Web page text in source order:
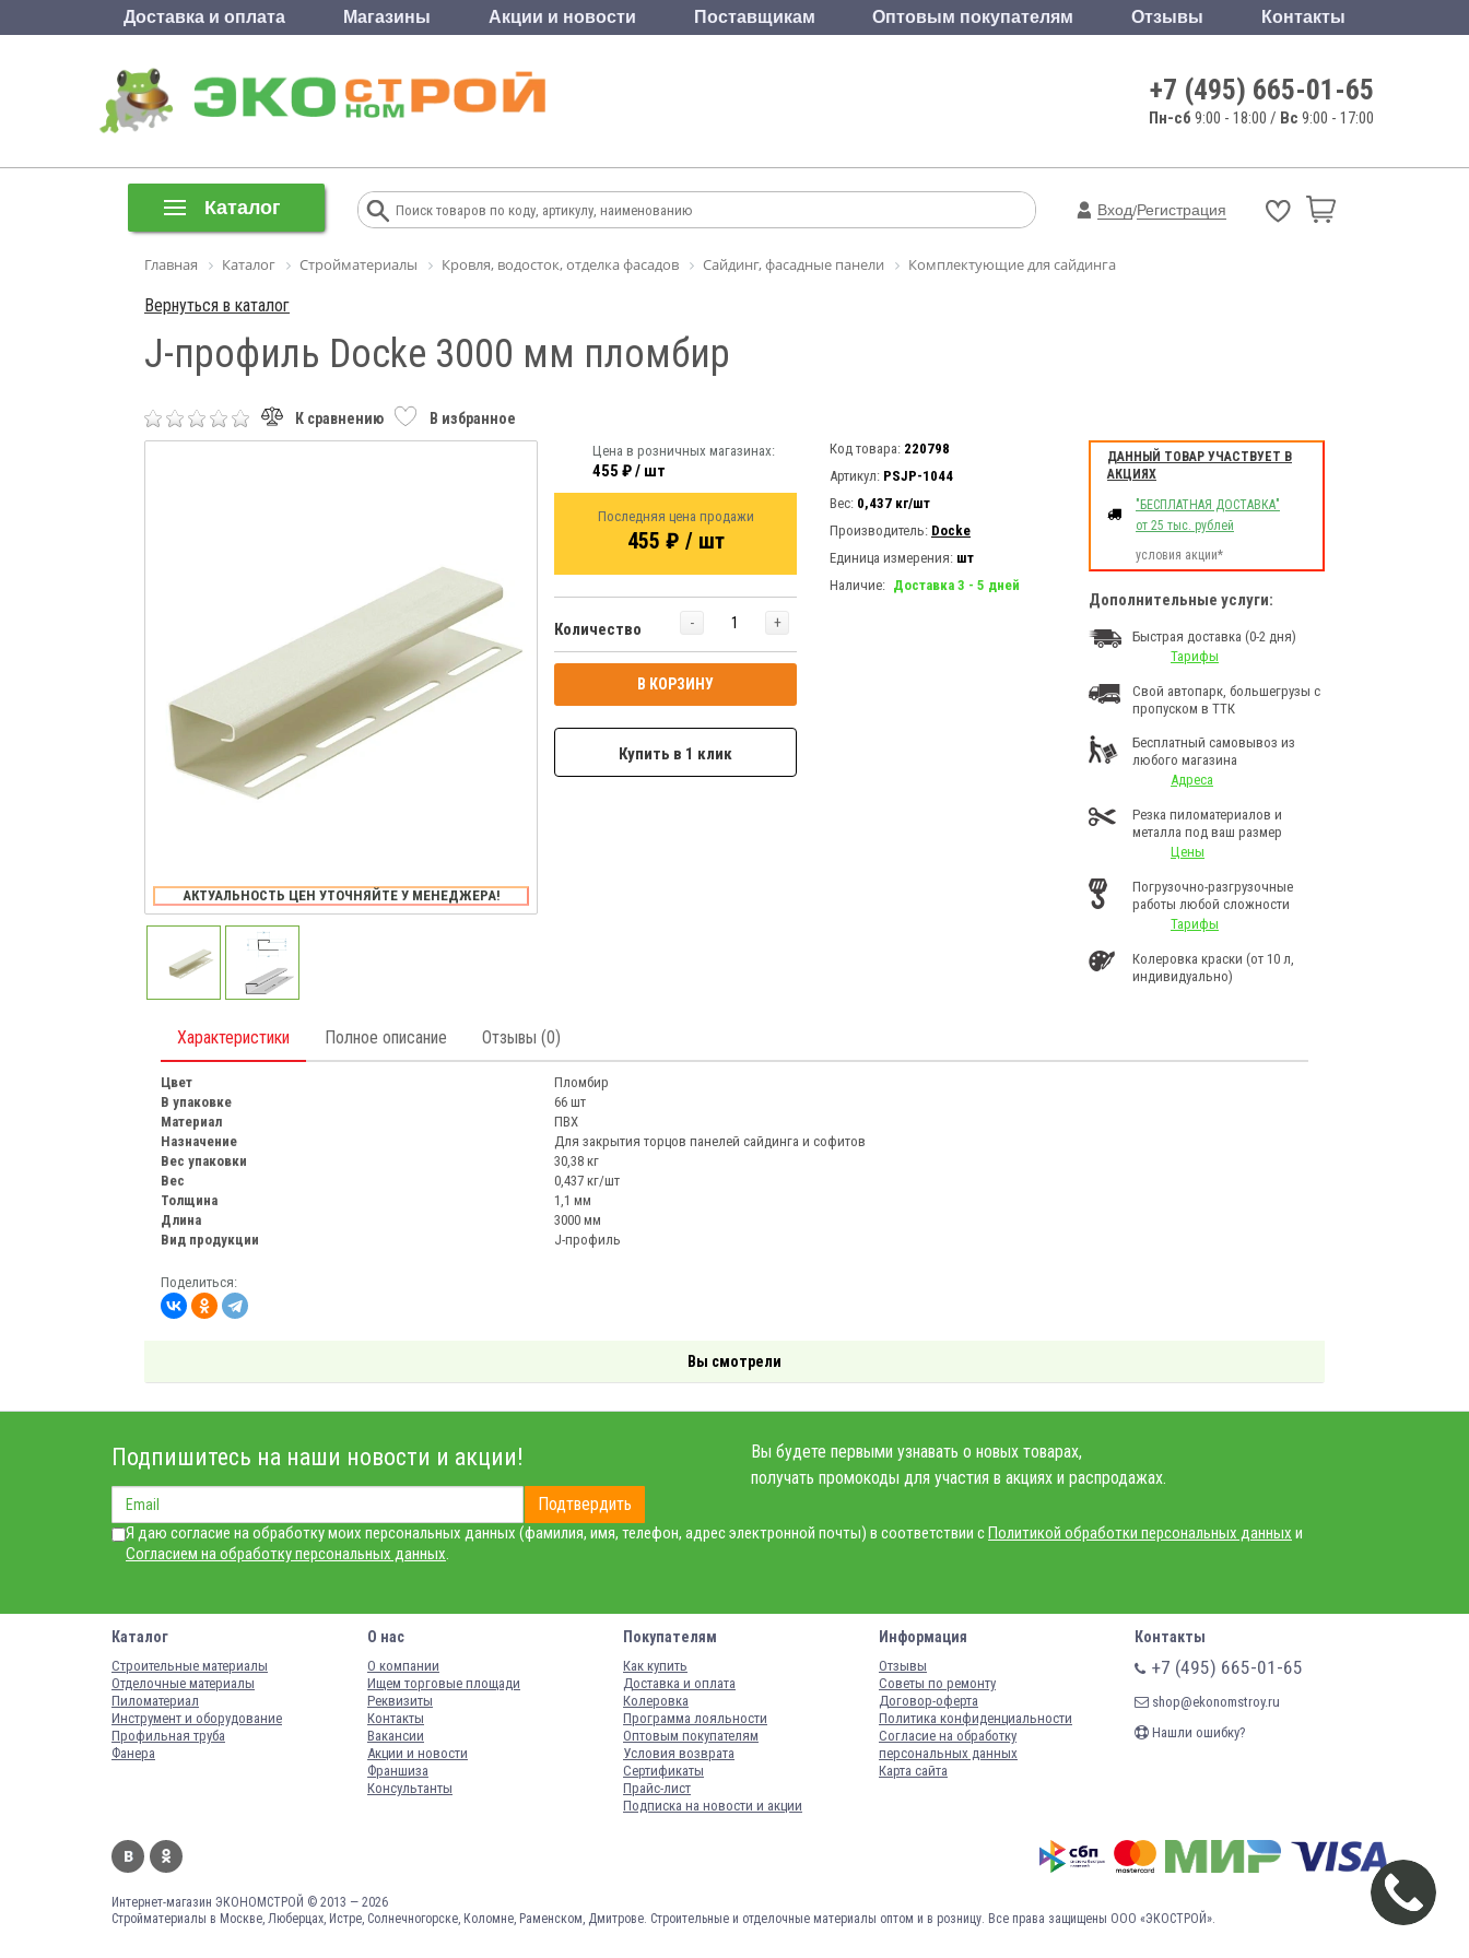
Доставка и оплата Магазины Акции и новости Поставщикам Оптовым покупателям Отзывы Контакты
+7 (495) 665-01-65
Пн-сб 9:00 - 18:00 / Вс 9:00 - 17:00
Каталог Вход/Регистрация
Главная Каталог Стройматериалы Кровля, водосток, отделка фасадов Сайдинг, фасадные панели Комплектующие для сайдинга
Вернуться в каталог
J-профиль Docke 3000 мм пломбир
К сравнению В избранное
АКТУАЛЬНОСТЬ ЦЕН УТОЧНЯЙТЕ У МЕНЕДЖЕРА!
Цена в розничных магазинах:
455 ₽ / шт
Последняя цена продажи
455 ₽ / шт
Количество - +
В КОРЗИНУ
Купить в 1 клик
Код товара: 220798
Артикул: PSJP-1044
Вес: 0,437 кг/шт
Производитель: Docke
Единица измерения: шт
Наличие: Доставка 3 - 5 дней
ДАННЫЙ ТОВАР УЧАСТВУЕТ В
АКЦИЯХ
"БЕСПЛАТНАЯ ДОСТАВКА"
от 25 тыс. рублей
условия акции*
Дополнительные услуги:
Быстрая доставка (0-2 дня)
Тарифы
Свой автопарк, большегрузы с
пропуском в ТТК
Бесплатный самовывоз из
любого магазина
Адреса
Резка пиломатериалов и
металла под ваш размер
Цены
Погрузочно-разгрузочные
работы любой сложности
Тарифы
Колеровка краски (от 10 л,
индивидуально)
Характеристики Полное описание Отзывы (0)
Цвет
Пломбир
В упаковке
66 шт
Материал
ПВХ
Назначение
Для закрытия торцов панелей сайдинга и софитов
Вес упаковки
30,38 кг
Вес
0,437 кг/шт
Толщина
1,1 мм
Длина
3000 мм
Вид продукции
J-профиль
Поделиться:
Вы смотрели
Подпишитесь на наши новости и акции!
Подтвердить
Вы будете первыми узнавать о новых товарах,
получать промокоды для участия в акциях и распродажах.
Я даю согласие на обработку моих персональных данных (фамилия, имя, телефон, адрес электронной почты) в соответствии сПолитикой обработки персональных данных и
Согласием на обработку персональных данных
Каталог
Строительные материалы
Отделочные материалы
Пиломатериал
Инструмент и оборудование
Профильная труба
Фанера
О нас
О компании
Ищем торговые площади
Реквизиты
Контакты
Вакансии
Акции и новости
Франшиза
Консультанты
Покупателям
Как купить
Доставка и оплата
Колеровка
Программа лояльности
Оптовым покупателям
Условия возврата
Сертификаты
Прайс-лист
Подписка на новости и акции
Информация
Отзывы
Советы по ремонту
Договор-оферта
Политика конфиденциальности
Согласие на обработку
персональных данных
Карта сайта
Контакты
+7 (495) 665-01-65
shop@ekonomstroy.ru
Нашли ошибку?
Интернет-магазин ЭКОНОМСТРОЙ © 2013 — 2026
Стройматериалы в Москве, Люберцах, Истре, Солнечногорске, Коломне, Раменском, Дмитрове. Строительные и отделочные материалы оптом и в розницу. Все права защищены ООО «ЭКОСТРОЙ».